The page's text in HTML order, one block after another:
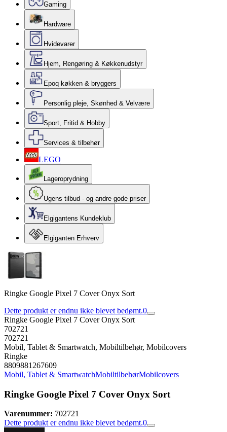
Gaming
Hardware
Hvidevarer
Hjem, Rengøring & Køkkenudstyr
Epoq køkken & bryggers
Personlig pleje, Skønhed & Velvære
Sport, Fritid & Hobby
Services & tilbehør
LEGO
Lageroprydning
Ugens tilbud - og andre gode priser
Elgigantens Kundeklub
Elgiganten Erhverv
Ringke Google Pixel 7 Cover Onyx Sort
Dette produkt er endnu ikke blevet bedømt.0
Ringke Google Pixel 7 Cover Onyx Sort
702721
702721
Mobil, Tablet & Smartwatch, Mobiltilbehør, Mobilcovers
Ringke
8809881267609
Mobil, Tablet & SmartwatchMobiltilbehørMobilcovers
Ringke Google Pixel 7 Cover Onyx Sort
Varenummer: 702721
Dette produkt er endnu ikke blevet bedømt.0